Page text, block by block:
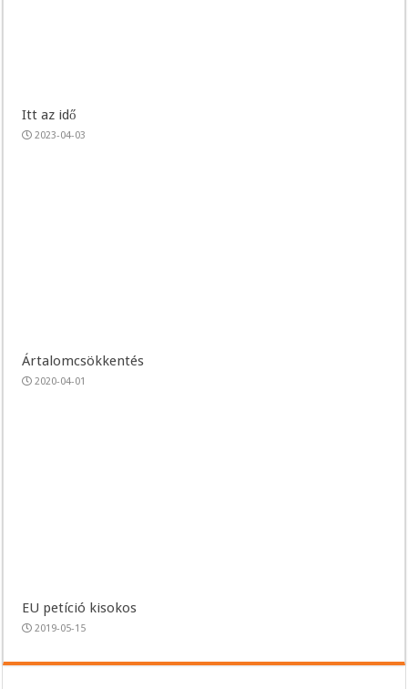
Itt az idő
2023-04-03
Ártalomcsökkentés
2020-04-01
EU petíció kisokos
2019-05-15